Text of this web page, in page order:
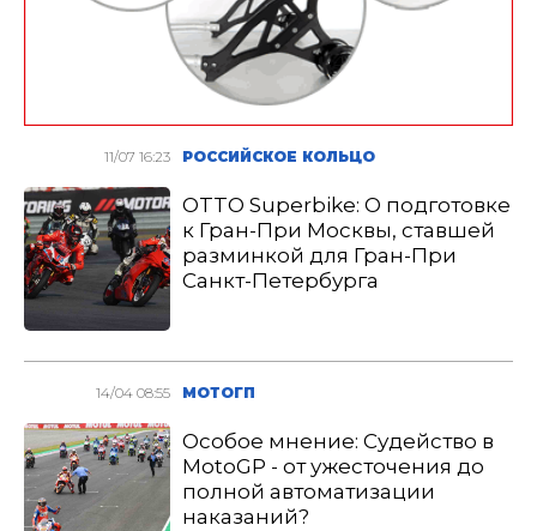
11/07 16:23 РОССИЙСКОЕ КОЛЬЦО
OTTO Superbike: О подготовке
к Гран-При Москвы, ставшей
разминкой для Гран-При
Санкт-Петербурга
14/04 08:55 МОТОГП
Особое мнение: Судейство в
MotoGP - от ужесточения до
полной автоматизации
наказаний?